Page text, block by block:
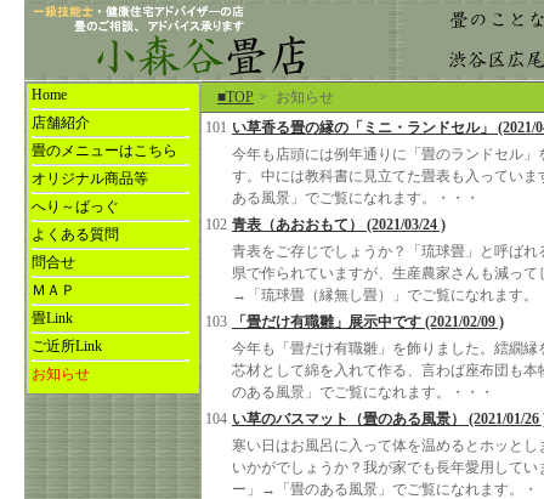
Home
店舗紹介
畳のメニューはこちら
オリジナル商品等
へり～ばっぐ
よくある質問
問合せ
ＭＡＰ
畳Link
ご近所Link
お知らせ
■TOP >
お知らせ
101 い草香る畳の縁の「ミニ・ランドセル」 (2021/
今年も店頭には例年通りに「畳のランドセル
す。中には教科書に見立てた畳表も入ってい
ある風景」でご覧になれます。・・・
102 青表（あおおもて） (2021/03/24 )
青表をご存じでしょうか？「琉球畳」と呼ば
県で作られていますが、生産農家さんも減っ
→「琉球畳（縁無し畳）」でご覧になれます。
103
「畳だけ有職雛」展示中です (2021/02/09 )
今年も「畳だけ有職雛」を飾りました。繧繝
芯材として綿を入れて作る、言わば座布団も
のある風景」でご覧になれます。・・・
104 い草のバスマット（畳のある風景） (2021/01/26
寒い日はお風呂に入って体を温めるとホッと
いかがでしょうか？我が家でも長年愛用して
ー」→「畳のある風景」でご覧になれます。・